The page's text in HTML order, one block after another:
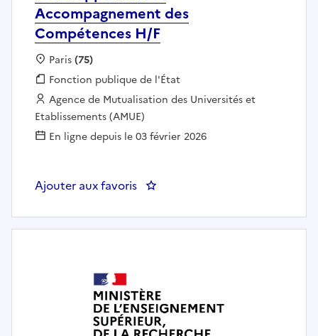
Accompagnement des
Compétences H/F
Localisation :
Paris(75)
Fonction publique :
Fonction publique de l'État
Employeur :
Agence de Mutualisation des Universités et
Etablissements (AMUE)
En ligne depuis le 03 février 2026
Ajouter aux favoris : Directeur du Département